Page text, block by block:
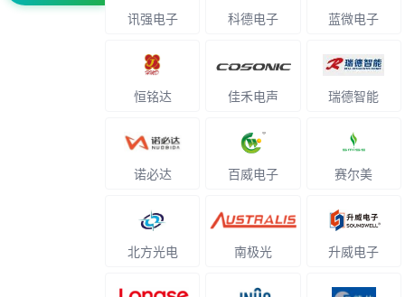
讯强电子 科德电子 蓝微电子
恒铭达 佳禾电声 瑞德智能
诺必达 百威电子 赛尔美
北方光电 南极光 升威电子